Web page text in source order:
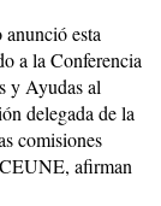
esta
a la Conferencia
y Ayudas al
delegada de la
comisiones
afirman